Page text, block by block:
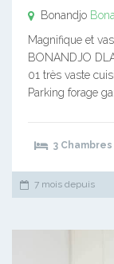
Bonandjo
Magnifique et
BONANDJO
01 très vaste
Parking forage
3 Chambres
7 mois depuis